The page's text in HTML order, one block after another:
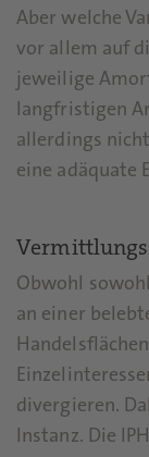
Aber welche
vor allem auf
jeweilige
langfristigen
allerdings
eine adäquate
Obwohl
an einer
divergieren.
Instanz. Die